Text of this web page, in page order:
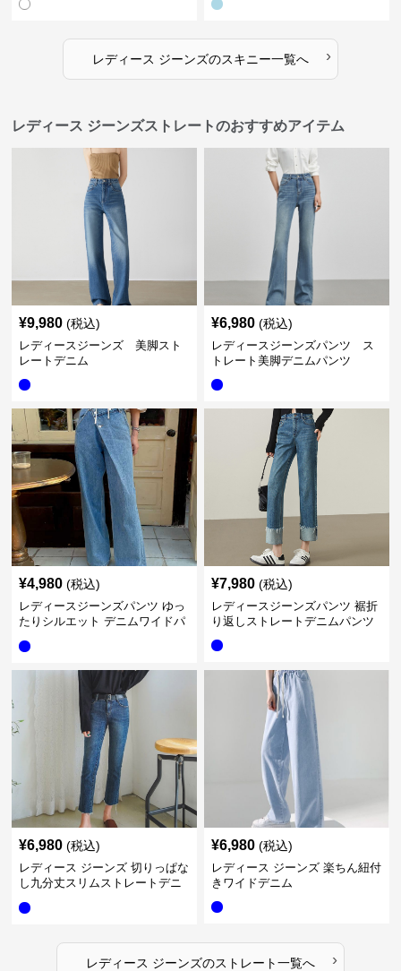
レディース ジーンズのスキニー一覧へ ›
レディース ジーンズストレートのおすすめアイテム
¥9,980 (税込)
レディースジーンズ 美脚スト
レートデニム
¥6,980 (税込)
レディースジーンズパンツ ス
トレート美脚デニムパンツ
¥4,980 (税込)
レディースジーンズパンツ ゆっ
たりシルエット デニムワイドパ
¥7,980 (税込)
レディースジーンズパンツ 裾折
り返しストレートデニムパンツ
¥6,980 (税込)
レディース ジーンズ 切りっぱな
し九分丈スリムストレートデニ
¥6,980 (税込)
レディース ジーンズ 楽ちん紐付
きワイドデニム
レディース ジーンズのストレート一覧へ ›